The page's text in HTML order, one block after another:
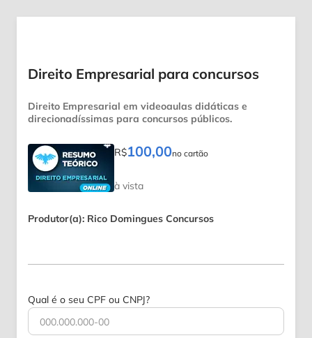
Direito Empresarial para concursos
Direito Empresarial em videoaulas didáticas e
direcionadíssimas para concursos públicos.
R$100,00no cartão
à vista
Produtor(a): Rico Domingues Concursos
Qual é o seu CPF ou CNPJ?